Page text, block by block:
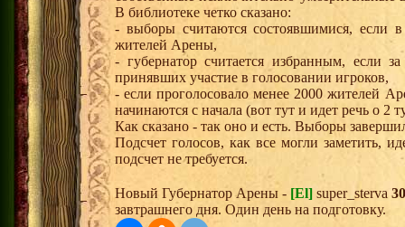
В библиотеке четко сказано:
- выборы считаются состоявшимися, если
жителей Арены,
- губернатор считается избранным, если
принявших участие в голосовании игроков,
- если проголосовало менее 2000 жителей
начинаются с начала (вот тут и идет речь о 2
Как сказано - так оно и есть. Выборы
Подсчет голосов, как все могли заметить,
подсчет не требуется.
Новый Губернатор Арены - [El] super_sterva 30
завтрашнего дня. Один день на подготовку.